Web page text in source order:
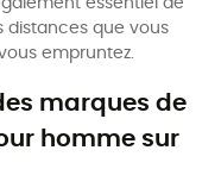
essentiel de
distances que vous
empruntez.
marques de
homme sur